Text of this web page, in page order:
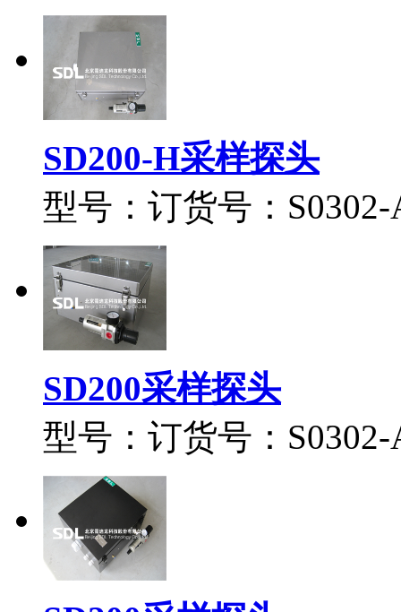
SD200-H采样探头
型号：订货号：S0302-
SD200采样探头
型号：订货号：S0302-